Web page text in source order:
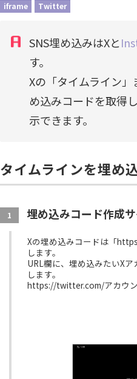
iframe Twitter
SNS埋め込みはXと
す。
Xの「タイムライン
め込みコードを取得
示できます。
タイムラインを埋め
1 埋め込みコード作成
Xの埋め込みコードは「
します。
URL欄に、埋め込みたいX
します。
https://twitter.com/アカウ